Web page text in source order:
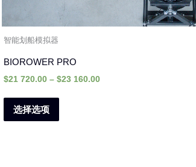
智能划船模拟器
BIOROWER PRO
$21 720.00 – $23 160.00
选择选项
产
品
面
上
这